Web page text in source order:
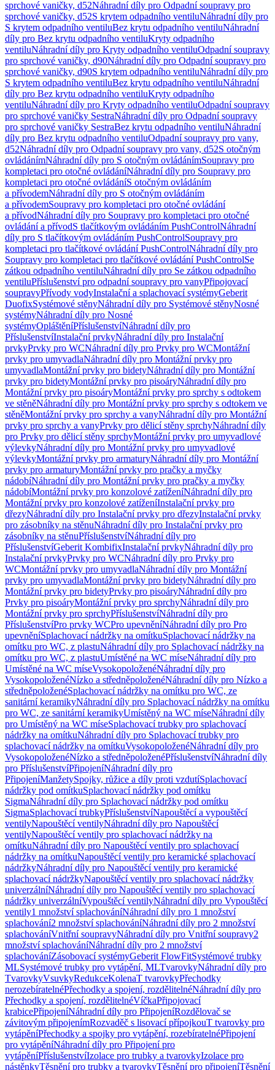
sprchové vaničky, d52Náhradní díly pro Odpadní soupravy pro
sprchové vaničky, d52S krytem odpadního ventiluNáhradní díly pro
S krytem odpadního ventiluBez krytu odpadního ventiluNáhradní
díly pro Bez krytu odpadního ventiluKryty odpadního
ventiluNáhradní díly pro Kryty odpadního ventiluOdpadní soupravy
pro sprchové vaničky, d90Náhradní díly pro Odpadní soupravy pro
sprchové vaničky, d90S krytem odpadního ventiluNáhradní díly pro
S krytem odpadního ventiluBez krytu odpadního ventiluNáhradní
díly pro Bez krytu odpadního ventiluKryty odpadního
ventiluNáhradní díly pro Kryty odpadního ventiluOdpadní soupravy
pro sprchové vaničky SestraNáhradní díly pro Odpadní soupravy
pro sprchové vaničky SestraBez krytu odpadního ventiluNáhradní
díly pro Bez krytu odpadního ventiluOdpadní soupravy pro vany,
d52Náhradní díly pro Odpadní soupravy pro vany, d52S otočným
ovládánímNáhradní díly pro S otočným ovládánímSoupravy pro
kompletaci pro otočné ovládáníNáhradní díly pro Soupravy pro
kompletaci pro otočné ovládáníS otočným ovládáním
a přívodemNáhradní díly pro S otočným ovládáním
a přívodemSoupravy pro kompletaci pro otočné ovládání
a přívodNáhradní díly pro Soupravy pro kompletaci pro otočné
ovládání a přívodS tlačítkovým ovládáním PushControlNáhradní
díly pro S tlačítkovým ovládáním PushControlSoupravy pro
kompletaci pro tlačítkové ovládání PushControlNáhradní díly pro
Soupravy pro kompletaci pro tlačítkové ovládání PushControlSe
zátkou odpadního ventiluNáhradní díly pro Se zátkou odpadního
ventiluPříslušenství pro odpadní soupravy pro vanyPřipojovací
soupravyPřívody vodyInstalační a splachovací systémyGeberit
DuofixSystémové stěnyNáhradní díly pro Systémové stěnyNosné
systémyNáhradní díly pro Nosné
systémyOpláštěníPříslušenstvíNáhradní díly pro
PříslušenstvíInstalační prvkyNáhradní díly pro Instalační
prvkyPrvky pro WCNáhradní díly pro Prvky pro WCMontážní
prvky pro umyvadlaNáhradní díly pro Montážní prvky pro
umyvadlaMontážní prvky pro bidetyNáhradní díly pro Montážní
prvky pro bidetyMontážní prvky pro pisoáryNáhradní díly pro
Montážní prvky pro pisoáryMontážní prvky pro sprchy s odtokem
ve stěněNáhradní díly pro Montážní prvky pro sprchy s odtokem ve
stěněMontážní prvky pro sprchy a vanyNáhradní díly pro Montážní
prvky pro sprchy a vanyPrvky pro dělicí stěny sprchyNáhradní díly
pro Prvky pro dělicí stěny sprchyMontážní prvky pro umyvadlové
výlevkyNáhradní díly pro Montážní prvky pro umyvadlové
výlevkyMontážní prvky pro armaturyNáhradní díly pro Montážní
prvky pro armaturyMontážní prvky pro pračky a myčky
nádobíNáhradní díly pro Montážní prvky pro pračky a myčky
nádobíMontážní prvky pro konzolové zatíženíNáhradní díly pro
Montážní prvky pro konzolové zatíženíInstalační prvky pro
dřezyNáhradní díly pro Instalační prvky pro dřezyInstalační prvky
pro zásobníky na stěnuNáhradní díly pro Instalační prvky pro
zásobníky na stěnuPříslušenstvíNáhradní díly pro
PříslušenstvíGeberit KombifixInstalační prvkyNáhradní díly pro
Instalační prvkyPrvky pro WCNáhradní díly pro Prvky pro
WCMontážní prvky pro umyvadlaNáhradní díly pro Montážní
prvky pro umyvadlaMontážní prvky pro bidetyNáhradní díly pro
Montážní prvky pro bidetyPrvky pro pisoáryNáhradní díly pro
Prvky pro pisoáryMontážní prvky pro sprchyNáhradní díly pro
Montážní prvky pro sprchyPříslušenstvíNáhradní díly pro
PříslušenstvíPro prvky WCPro upevněníNáhradní díly pro Pro
upevněníSplachovací nádržky na omítkuSplachovací nádržky na
omítku pro WC, z plastuNáhradní díly pro Splachovací nádržky na
omítku pro WC, z plastuUmístěné na WC míseNáhradní díly pro
Umístěné na WC míseVysokopoloženéNáhradní díly pro
VysokopoloženéNízko a středněpoloženéNáhradní díly pro Nízko a
středněpoloženéSplachovací nádržky na omítku pro WC, ze
sanitární keramikyNáhradní díly pro Splachovací nádržky na omítku
pro WC, ze sanitární keramikyUmístěný na WC míseNáhradní díly
pro Umístěný na WC míseSplachovací trubky pro splachovací
nádržky na omítkuNáhradní díly pro Splachovací trubky pro
splachovací nádržky na omítkuVysokopoloženéNáhradní díly pro
VysokopoloženéNízko a středněpoloženéPříslušenstvíNáhradní díly
pro PříslušenstvíPřipojeníNáhradní díly pro
PřipojeníManžetySpojky, růžice a díly proti vzdutíSplachovací
nádržky pod omítkuSplachovací nádržky pod omítku
SigmaNáhradní díly pro Splachovací nádržky pod omítku
SigmaSplachovací trubkyPříslušenstvíNapouštěcí a vypouštěcí
ventilyNapouštěcí ventilyNáhradní díly pro Napouštěcí
ventilyNapouštěcí ventily pro splachovací nádržky na
omítkuNáhradní díly pro Napouštěcí ventily pro splachovací
nádržky na omítkuNapouštěcí ventily pro keramické splachovací
nádržkyNáhradní díly pro Napouštěcí ventily pro keramické
splachovací nádržkyNapouštěcí ventily pro splachovací nádržky
univerzálníNáhradní díly pro Napouštěcí ventily pro splachovací
nádržky univerzálníVypouštěcí ventilyNáhradní díly pro Vypouštěcí
ventily1 množství splachováníNáhradní díly pro 1 množství
splachování2 množství splachováníNáhradní díly pro 2 množství
splachováníVnitřní soupravyNáhradní díly pro Vnitřní soupravy2
množství splachováníNáhradní díly pro 2 množství
splachováníZásobovací systémyGeberit FlowFitSystémové trubky
MLSystémové trubky pro vytápění, MLTvarovkyNáhradní díly pro
TvarovkyVsuvkyRedukceKolenaT tvarovkyPřechodky
nerozebíratelnéPřechodky a spojení, rozdělitelnéNáhradní díly pro
Přechodky a spojení, rozdělitelnéVíčkaPřipojovací
krabicePřipojeníNáhradní díly pro PřipojeníRozdělovač se
závitovým připojenímRozvaděč s lisovací přípojkouT tvarovky pro
vytápěníPřechodky a spojky pro vytápění, rozebíratelnéPřipojení
pro vytápěníNáhradní díly pro Připojení pro
vytápěníPříslušenstvíIzolace pro trubky a tvarovkyIzolace pro
nástěnkyTěsnění pro trubky a tvarovkyTěsnění pro připojeníTěsnění